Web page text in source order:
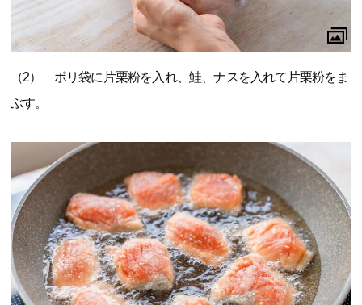
（2） ポリ袋に片栗粉を入れ、鮭、ナスを入れて片栗粉をま
ぶす。